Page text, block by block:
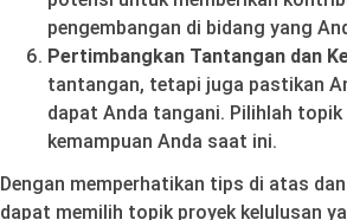
pengembangan di bidang yang
Pertimbangkan Tantangan dan
tantangan, tetapi juga pastikan
dapat Anda tangani. Pilihlah
kemampuan Anda saat ini.
Dengan memperhatikan tips di atas
dapat memilih topik proyek kelulusan